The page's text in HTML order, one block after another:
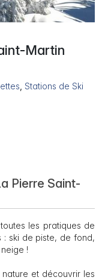
Martin
Stations de Ski
Pierre Saint-
les pratiques de
ski de piste, de fond,
!
et découvrir les